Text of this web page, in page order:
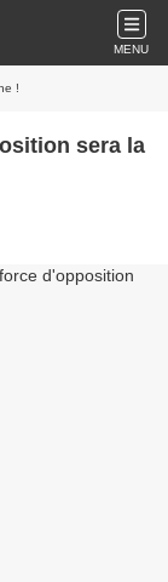
MENU
!
sera la